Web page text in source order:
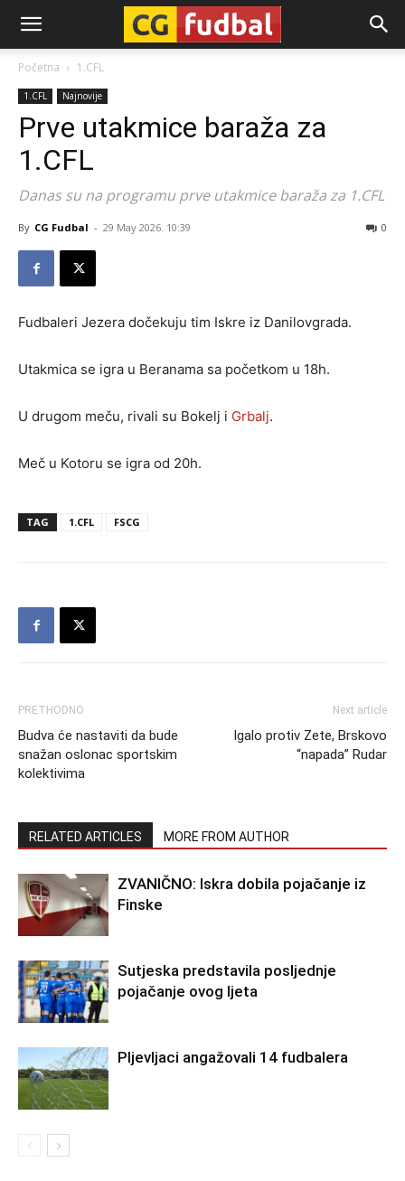
CG-
Fudbal
Početna 1.CFL
1.CFL Najnovije
Prve utakmice baraža za
1.CFL
Danas su na programu prve utakmice baraža za 1.CFL
By CG Fudbal - 29 May 2026. 10:39 0
Fudbaleri Jezera dočekuju tim Iskre iz Danilovgrada.
Utakmica se igra u Beranama sa početkom u 18h.
U drugom meču, rivali su Bokelj i Grbalj.
Meč u Kotoru se igra od 20h.
TAG 1.CFL FSCG
PRETHODNO
Budva će nastaviti da bude
snažan oslonac sportskim
kolektivima
Next article
Igalo protiv Zete, Brskovo
“napada” Rudar
RELATED ARTICLES MORE FROM AUTHOR
ZVANIČNO: Iskra dobila pojačanje iz
Finske
Sutjeska predstavila posljednje
pojačanje ovog ljeta
Pljevljaci angažovali 14 fudbalera